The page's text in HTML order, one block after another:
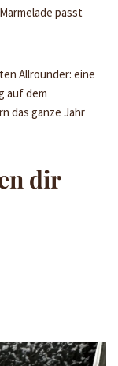
passt
Allrounder: eine
auf dem
das ganze Jahr
dir